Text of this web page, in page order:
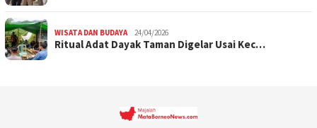
WISATA DAN BUDAYA 24/04/2026
Ritual Adat Dayak Taman Digelar Usai Kec…